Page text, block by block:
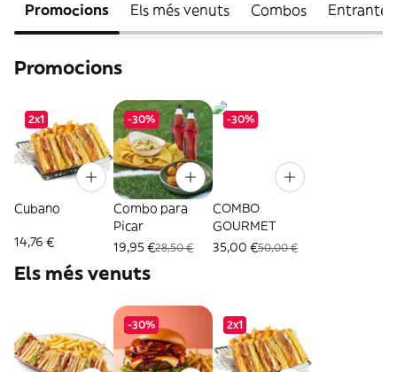
Promocions Els més venuts Combos Entrantes
Promocions
2x1
Cubano
14,76 €
-30%
Combo para
Picar
19,95 €28,50 €
-30%
COMBO
GOURMET
35,00 €50,00 €
Els més venuts
-30% 2x1